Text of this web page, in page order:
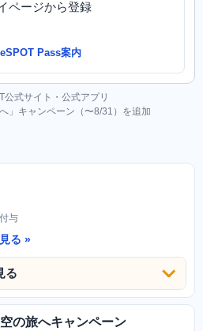
ページから登録
Pass案内
式サイト・公式アプリ
」キャンペーン（〜8/31）を追加
与
る
る
の旅へキャンペーン